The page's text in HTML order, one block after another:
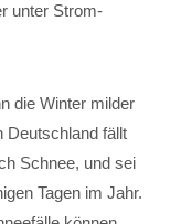
unter Strom-
die Winter milder
Deutschland fällt
Schnee, und sei
Tagen im Jahr.